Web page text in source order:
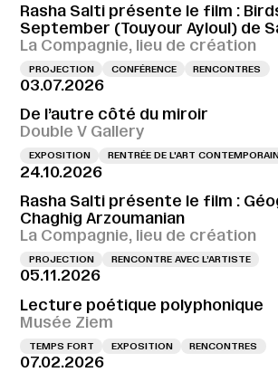
Rasha Salti présente le film :
September (Touyour Ayloul) de
La Compagnie, lieu de création
PROJECTION CONFÉRENCE RENCONTRES
03.07.2026
De l’autre côté du miroir
Double V Gallery
EXPOSITION RENTRÉE DE L'ART
24.10.2026
Rasha Salti présente le film :
Chaghig Arzoumanian
La Compagnie, lieu de création
PROJECTION RENCONTRE AVEC L’ARTISTE
05.11.2026
Lecture poétique polyphonique
Musée Ziem
TEMPS FORT EXPOSITION RENCONTRES
07.02.2026